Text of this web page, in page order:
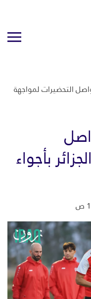
التحضيرات لمواجهة
بأجواء